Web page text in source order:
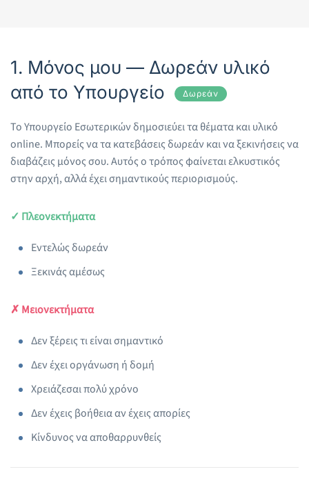
1. Μόνος μου — Δωρεάν υλικό
από το Υπουργείο
Δωρεάν
Το Υπουργείο Εσωτερικών δημοσιεύει τα θέματα και υλικό
online. Μπορείς να τα κατεβάσεις δωρεάν και να ξεκινήσεις να
διαβάζεις μόνος σου. Αυτός ο τρόπος φαίνεται ελκυστικός
στην αρχή, αλλά έχει σημαντικούς περιορισμούς.
✓ Πλεονεκτήματα
Εντελώς δωρεάν
Ξεκινάς αμέσως
✗ Μειονεκτήματα
Δεν ξέρεις τι είναι σημαντικό
Δεν έχει οργάνωση ή δομή
Χρειάζεσαι πολύ χρόνο
Δεν έχεις βοήθεια αν έχεις απορίες
Κίνδυνος να αποθαρρυνθείς